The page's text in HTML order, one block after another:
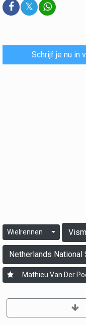
𝕏
Schrijf je nu in
Wielrennen
Netherlands National
Mathieu Van Der